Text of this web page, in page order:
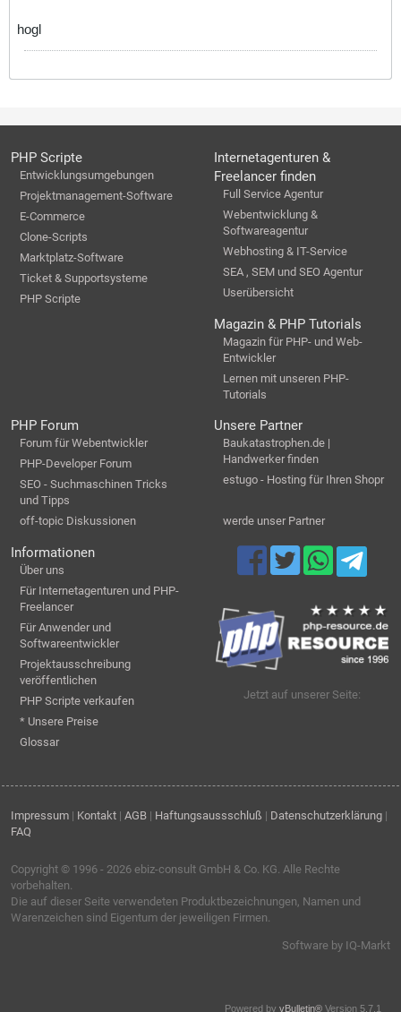
hogl
PHP Scripte
Entwicklungsumgebungen
Projektmanagement-Software
E-Commerce
Clone-Scripts
Marktplatz-Software
Ticket & Supportsysteme
PHP Scripte
Internetagenturen &
Freelancer finden
Full Service Agentur
Webentwicklung &
Softwareagentur
Webhosting & IT-Service
SEA , SEM und SEO Agentur
Userübersicht
Magazin & PHP Tutorials
Magazin für PHP- und Web-
Entwickler
Lernen mit unseren PHP-
Tutorials
PHP Forum
Forum für Webentwickler
PHP-Developer Forum
SEO - Suchmaschinen Tricks
und Tipps
off-topic Diskussionen
Unsere Partner
Baukatastrophen.de |
Handwerker finden
estugo - Hosting für Ihren Shopr
werde unser Partner
Informationen
Über uns
Für Internetagenturen und PHP-
Freelancer
Für Anwender und
Softwareentwickler
Projektausschreibung
veröffentlichen
PHP Scripte verkaufen
* Unsere Preise
Glossar
Jetzt auf unserer Seite:
Impressum | Kontakt | AGB | Haftungsaussschluß | Datenschutzerklärung |
FAQ
Copyright © 1996 - 2026 ebiz-consult GmbH & Co. KG. Alle Rechte
vorbehalten.
Die auf dieser Seite verwendeten Produktbezeichnungen, Namen und
Warenzeichen sind Eigentum der jeweiligen Firmen.
Software by IQ-Markt
Powered by vBulletin® Version 5.7.1